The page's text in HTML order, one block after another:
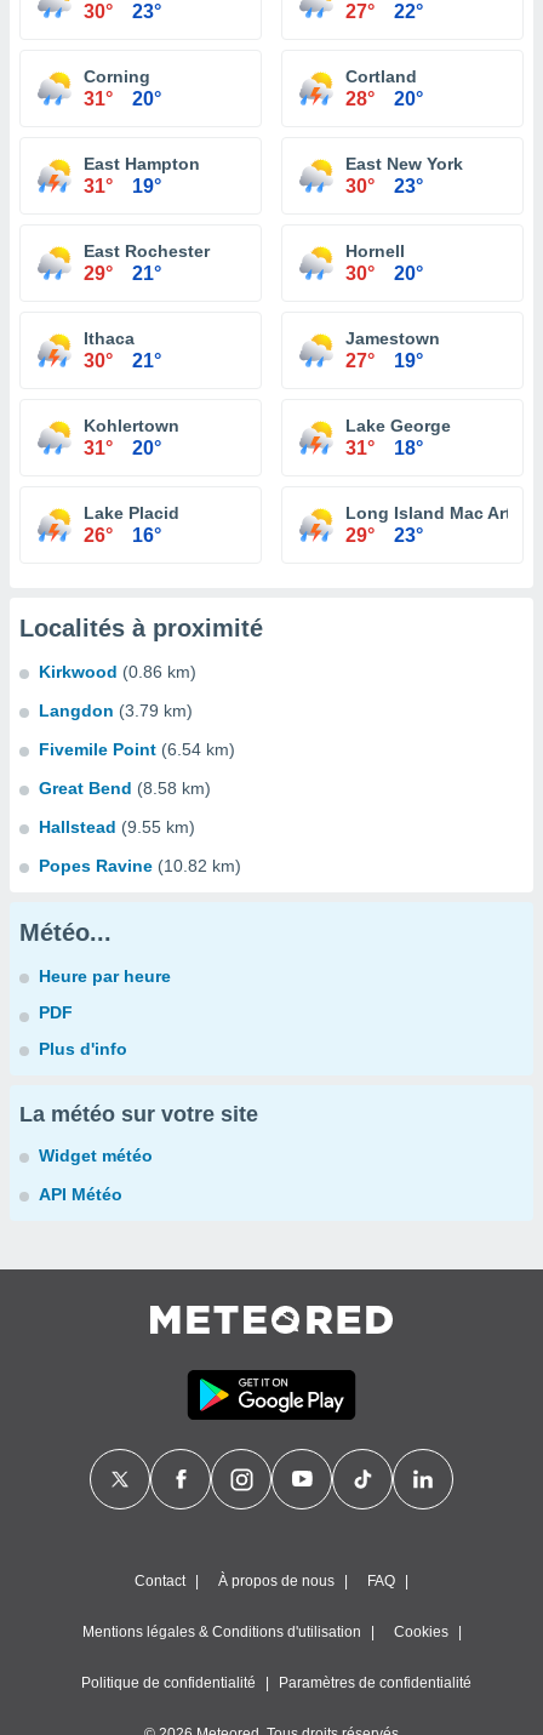
30° 23° 27° 22°
Corning
31° 20°
Cortland
28° 20°
East Hampton
31° 19°
East New York
30° 23°
East Rochester
29° 21°
Hornell
30° 20°
Ithaca
30° 21°
Jamestown
27° 19°
Kohlertown
31° 20°
Lake George
31° 18°
Lake Placid
26° 16°
Long Island Mac
29° 23°
Localités à proximité
Kirkwood (0.86 km)
Langdon (3.79 km)
Fivemile Point (6.54 km)
Great Bend (8.58 km)
Hallstead (9.55 km)
Popes Ravine (10.82 km)
Météo...
Heure par heure
PDF
Plus d'info
La météo sur votre site
Widget météo
API Météo
Contact À propos de nous FAQ
Mentions légales & Conditions d'utilisation Cookies
Politique de confidentialité Paramètres de confidentialité